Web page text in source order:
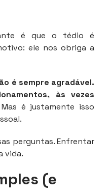
é que o tédio é
ele nos obriga a
é sempre agradável.
às vezes
Mas é justamente isso
perguntas. Enfrentar
vida.
(e